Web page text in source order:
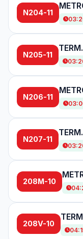
N204-11
N205-11
N206-11
N207-11
208M-10
208V-10